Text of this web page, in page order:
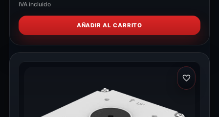
IVA incluido
AÑADIR AL CARRITO